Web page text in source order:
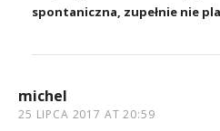
spontaniczna, zupełnie nie
michel
25 LIPCA 2017 AT 20:59